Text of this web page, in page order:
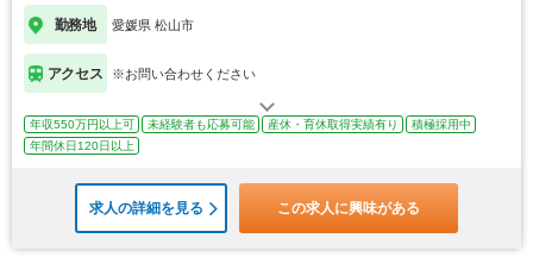
勤務地 愛媛県 松山市
アクセス ※お問い合わせください
年収550万円以上可 未経験者も応募可能 産休・育休取得実績有り
積極採用中
年間休日120日以上
求人の詳細を見る この求人に興味がある